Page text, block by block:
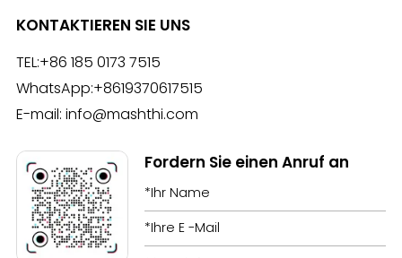
KONTAKTIEREN SIE UNS
TEL:+86 185 0173 7515
WhatsApp:+8619370617515
E-mail: info@mashthi.com
Fordern Sie einen Anruf an